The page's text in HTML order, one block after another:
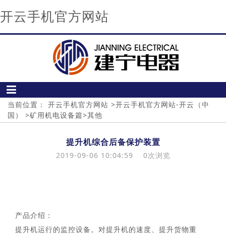
开云手机官方网站
当前位置： 开云手机官方网站 >开云手机官方网站-开云（中
国） >矿用机电设备篇>其他
提升机综合后备保护装置
2019-09-06 10:04:59 0次浏览
产品介绍：
提升机运行的监控设备。对提升机的速度、提升货物重